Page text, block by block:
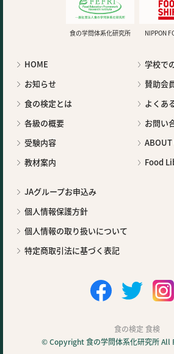
食の検定 食検
食の学問体系化研究所 NIPPON
HOME
お知らせ
食の検定とは
各級の概要
受験内容
教材案内
学校で
賛助会
よくあ
お問い
ABOUT
Food
JAグループお申込み
個人情報保護方針
個人情報の取り扱いについて
特定商取引法に基づく表記
© Copyright 食の学問体系化研究所 All